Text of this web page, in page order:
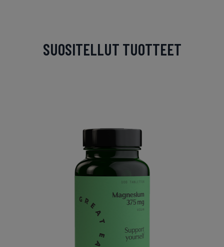
SUOSITELLUT TUOTTEET